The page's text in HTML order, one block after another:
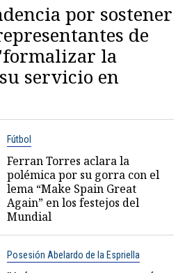
por sostener
de
la
servicio en
Fútbol
Ferran Torres aclara la
polémica por su gorra con el
lema “Make Spain Great
Again” en los festejos del
Mundial
Posesión Abelardo de la Espriella